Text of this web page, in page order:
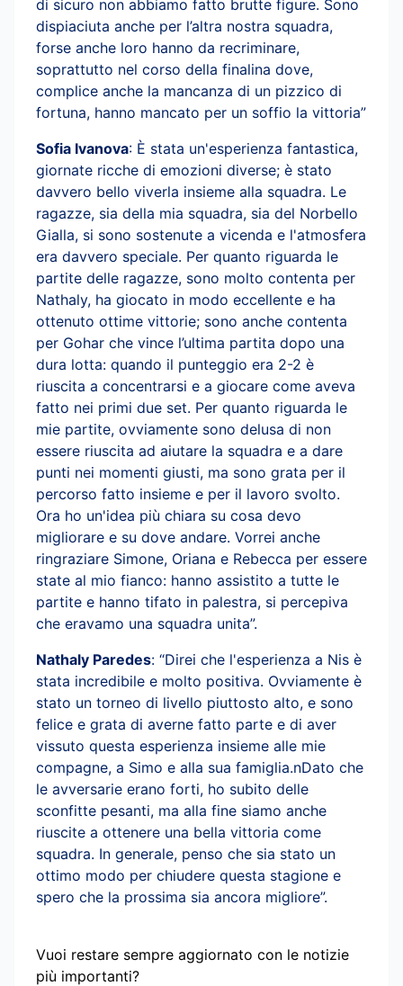
di sicuro non abbiamo fatto brutte figure. Sono
dispiaciuta anche per l’altra nostra squadra,
forse anche loro hanno da recriminare,
soprattutto nel corso della finalina dove,
complice anche la mancanza di un pizzico di
fortuna, hanno mancato per un soffio la vittoria”
Sofia Ivanova: È stata un'esperienza fantastica,
giornate ricche di emozioni diverse; è stato
davvero bello viverla insieme alla squadra. Le
ragazze, sia della mia squadra, sia del Norbello
Gialla, si sono sostenute a vicenda e l'atmosfera
era davvero speciale. Per quanto riguarda le
partite delle ragazze, sono molto contenta per
Nathaly, ha giocato in modo eccellente e ha
ottenuto ottime vittorie; sono anche contenta
per Gohar che vince l’ultima partita dopo una
dura lotta: quando il punteggio era 2-2 è
riuscita a concentrarsi e a giocare come aveva
fatto nei primi due set. Per quanto riguarda le
mie partite, ovviamente sono delusa di non
essere riuscita ad aiutare la squadra e a dare
punti nei momenti giusti, ma sono grata per il
percorso fatto insieme e per il lavoro svolto.
Ora ho un'idea più chiara su cosa devo
migliorare e su dove andare. Vorrei anche
ringraziare Simone, Oriana e Rebecca per essere
state al mio fianco: hanno assistito a tutte le
partite e hanno tifato in palestra, si percepiva
che eravamo una squadra unita”.
Nathaly Paredes: “Direi che l'esperienza a Nis è
stata incredibile e molto positiva. Ovviamente è
stato un torneo di livello piuttosto alto, e sono
felice e grata di averne fatto parte e di aver
vissuto questa esperienza insieme alle mie
compagne, a Simo e alla sua famiglia.nDato che
le avversarie erano forti, ho subito delle
sconfitte pesanti, ma alla fine siamo anche
riuscite a ottenere una bella vittoria come
squadra. In generale, penso che sia stato un
ottimo modo per chiudere questa stagione e
spero che la prossima sia ancora migliore”.
Vuoi restare sempre aggiornato con le notizie
più importanti?